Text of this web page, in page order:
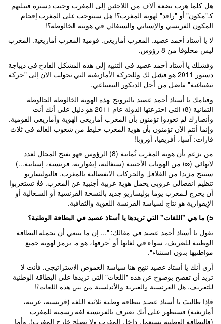
هل كلما هرب بضعة آلاف من اللاجئين إلى المغرب وجبت دسترة قبيلتهم
كـ"مكون" أو "رافد" لهوية المغرب؟! هل سيتوجب على المغرب إقحام
المكون الفرنسي والإسباني والسنغالي في هويته الخالوطة؟!
لا يا أستاذ أحمد عصيد. المغرب أمازيغي. قومية المغرب أمازيغية. المغرب
ليس مخلوقا من 8 رؤوس.
وفشلك يا أستاذ أحمد عصيد في التنبيه إلى هذه المشكل الفادح في ديباجة
دستور 2011 هو فشل لك وللحركة الأمازيغية التي تحولت الآن إلى "حركة
تيفيناغية" تناضل من أجل الديكور التيفيناغي.
وقيامك يا أستاذ أحمد عصيد بالترويج لهذه الهوية الخالوطة الجالوطة
الثمانية (8) التي اخترعتها الدولة عام 2011 هو دليل على أنك أنت
وأنصارك لم تعودوا تؤمنون بأن المغرب أمازيغي الهوية وأمازيغي القومية.
وإنما أنتم الآن تؤمنون بأن هوية المغرب خليط من شعوب العالم في ثلاث
قارات: آسيا، أفريقيا، أوروبا!
من يزعم بأن هوية المغرب ثُمانية (8) الرؤوس فهو يفتح المجال لعدد
لانهائي (∞) من الهويات الأجنبية (سنغالية، إيفوارية، فرنسية، إسبانية...)
ستنتج مزيدا من القلاقل والحركات الانفصالية بالمغرب. فالبوليساريو
تنظيم انفصالي عروبي يحمل هوية عربية أجنبية عن المغرب. فلا تستغربوا
أن يخرج للمغرب يوما بوليساريو جديد بالنسخة الفرنسية أو السنغالية أو
الإيفوارية هو نتاج لسياسة الفرنسة اللغوية والثقافية.
تقول يا أستاذ أحمد عصيد في مقالك: "... إن ما ينبغي أن تحمله البطاقة
الوطنية للتعريف، سواء في لغاتها أو أحرفها، هو ما يرمز لهوية جميع
مواطنيها بدون استثناء".
أرى أنك يا أستاذ عصيد تنهج هنا سياسة الغموض الاستراتيجي. فأنت لا
تريد أن تفصح بوضوح عن هذه "اللغات" التي تريدها على البطاقة الوطنية
للتعريف. هل الفرنسية والعبرية والأندلسية من بين هذه اللغات؟!
فإذا طالبتَ يا أستاذ عصيد ببطاقة وطنية ثلاثية اللغة (فرنسية، عربية،
أمازيغية) فستظهر على أنك تعترف بالفرنسية لغة رسمية للمغرب
(فالبطاقة الوطنية تستعمل داخل المغرب ولا تصلح خارج المغرب). وأما